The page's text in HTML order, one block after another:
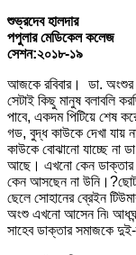
শুভ্রদেব হালদার
পপুলার মেডিকেল কলেজ
সেশন:২০১৮-১৯
আজকে রবিবার। ডা. অংশুর
সেটাই কিছু মানুষ বলাবলি
পাবে, একদম পিটিয়ে শেষ
গড, বুদ্ধ কাউকে দেখা যায়
কাউকে বোঝানো যাচ্ছে না
আছে। এখনো কেন ডাক্তার
কেন আসছেন না উনি।?ছোট
ছেলে সোহানের ব্রেইন
অংশু এখনো আসেন নি৷
সাহেব ডাক্তার সমাজকে